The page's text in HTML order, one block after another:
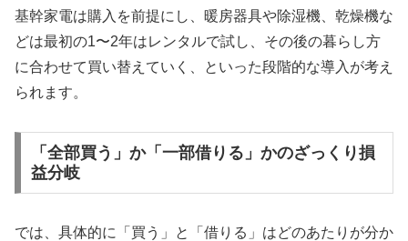
基幹家電は購入を前提にし、暖房器具や除湿機、乾燥機な
どは最初の1〜2年はレンタルで試し、その後の暮らし方
に合わせて買い替えていく、といった段階的な導入が考え
られます。
「全部買う」か「一部借りる」かのざっくり損
益分岐
では、具体的に「買う」と「借りる」はどのあたりが分か